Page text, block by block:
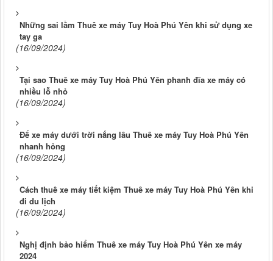
Những sai lầm Thuê xe máy Tuy Hoà Phú Yên khi sử dụng xe
tay ga
(16/09/2024)
Tại sao Thuê xe máy Tuy Hoà Phú Yên phanh đĩa xe máy có
nhiều lỗ nhỏ
(16/09/2024)
Để xe máy dưới trời nắng lâu Thuê xe máy Tuy Hoà Phú Yên
nhanh hỏng
(16/09/2024)
Cách thuê xe máy tiết kiệm Thuê xe máy Tuy Hoà Phú Yên khi
đi du lịch
(16/09/2024)
Nghị định bảo hiểm Thuê xe máy Tuy Hoà Phú Yên xe máy
2024